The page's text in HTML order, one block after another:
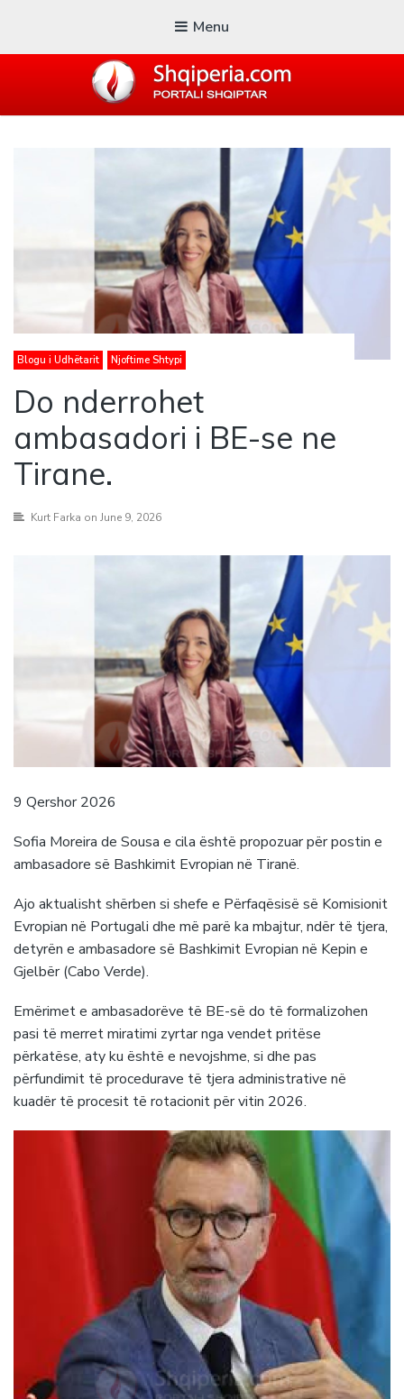
Menu
Blogu i Udhëtarit Njoftime Shtypi
Do nderrohet
ambasadori i BE-se ne
Tirane.
Kurt Farka on June 9, 2026
9 Qershor 2026
Sofia Moreira de Sousa e cila është propozuar për postin e
ambasadore së Bashkimit Evropian në Tiranë.
Ajo aktualisht shërben si shefe e Përfaqësisë së Komisionit
Evropian në Portugali dhe më parë ka mbajtur, ndër të tjera,
detyrën e ambasadore së Bashkimit Evropian në Kepin e
Gjelbër (Cabo Verde).
Emërimet e ambasadorëve të BE-së do të formalizohen
pasi të merret miratimi zyrtar nga vendet pritëse
përkatëse, aty ku është e nevojshme, si dhe pas
përfundimit të procedurave të tjera administrative në
kuadër të procesit të rotacionit për vitin 2026.